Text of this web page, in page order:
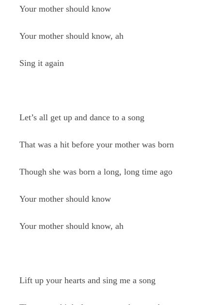
Your mother should know
Your mother should know, ah
Sing it again
Let’s all get up and dance to a song
That was a hit before your mother was born
Though she was born a long, long time ago
Your mother should know
Your mother should know, ah
Lift up your hearts and sing me a song